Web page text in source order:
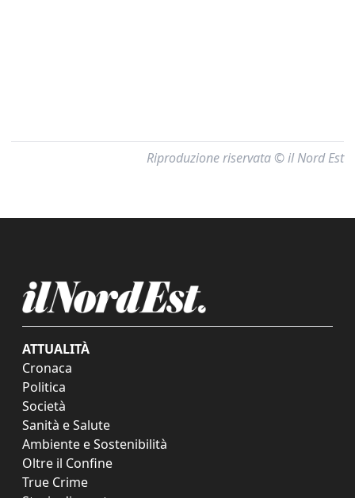
Riproduzione riservata © il Nord Est
ATTUALITÀ
Cronaca
Politica
Società
Sanità e Salute
Ambiente e Sostenibilità
Oltre il Confine
True Crime